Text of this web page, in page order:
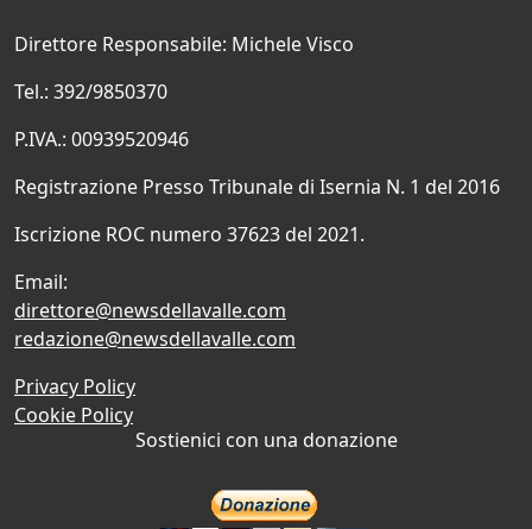
Direttore Responsabile: Michele Visco
Tel.: 392/9850370
P.IVA.: 00939520946
Registrazione Presso Tribunale di Isernia N. 1 del 2016
Iscrizione ROC numero 37623 del 2021.
Email:
direttore@newsdellavalle.com
redazione@newsdellavalle.com
Privacy Policy
Cookie Policy
Sostienici con una donazione